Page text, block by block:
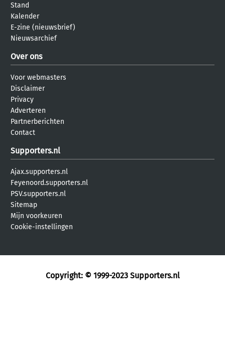
Stand
Kalender
E-zine (nieuwsbrief)
Nieuwsarchief
Over ons
Voor webmasters
Disclaimer
Privacy
Adverteren
Partnerberichten
Contact
Supporters.nl
Ajax.supporters.nl
Feyenoord.supporters.nl
PSV.supporters.nl
Sitemap
Mijn voorkeuren
Cookie-instellingen
Copyright: © 1999-2023 Supporters.nl